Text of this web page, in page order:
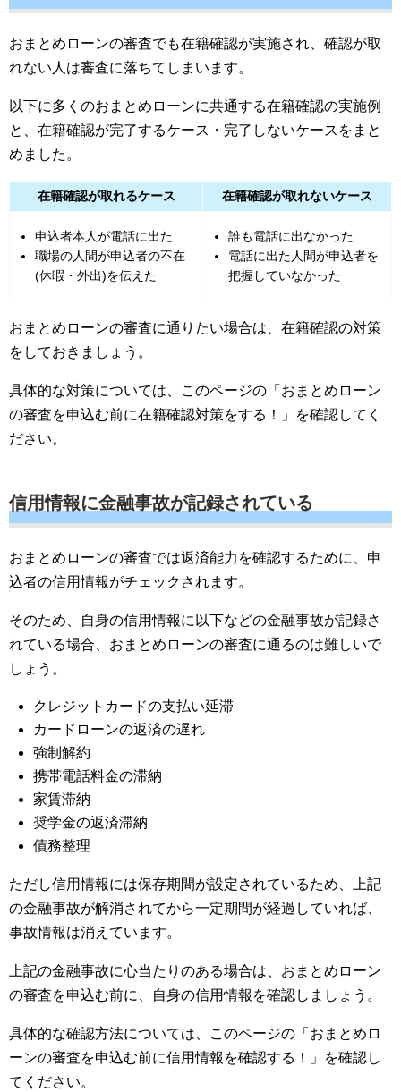
おまとめローンの審査でも在籍確認が実施され、確認が取
れない人は審査に落ちてしまいます。
以下に多くのおまとめローンに共通する在籍確認の実施例
と、在籍確認が完了するケース・完了しないケースをまと
めました。
在籍確認が取れるケース 在籍確認が取れないケース
申込者本人が電話に出た
職場の人間が申込者の不在
(休暇・外出)を伝えた
誰も電話に出なかった
電話に出た人間が申込者を
把握していなかった
おまとめローンの審査に通りたい場合は、在籍確認の対策
をしておきましょう。
具体的な対策については、このページの「おまとめローン
の審査を申込む前に在籍確認対策をする！」を確認してく
ださい。
信用情報に金融事故が記録されている
おまとめローンの審査では返済能力を確認するために、申
込者の信用情報がチェックされます。
そのため、自身の信用情報に以下などの金融事故が記録さ
れている場合、おまとめローンの審査に通るのは難しいで
しょう。
クレジットカードの支払い延滞
カードローンの返済の遅れ
強制解約
携帯電話料金の滞納
家賃滞納
奨学金の返済滞納
債務整理
ただし信用情報には保存期間が設定されているため、上記
の金融事故が解消されてから一定期間が経過していれば、
事故情報は消えています。
上記の金融事故に心当たりのある場合は、おまとめローン
の審査を申込む前に、自身の信用情報を確認しましょう。
具体的な確認方法については、このページの「おまとめロ
ーンの審査を申込む前に信用情報を確認する！」を確認し
てください。